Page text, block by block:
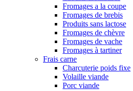
Fromages a la coupe
Fromages de brebis
Produits sans lactose
Fromages de chèvre
Fromages de vache
Fromages à tartiner
Frais carne
Charcuterie poids fixe
Volaille viande
Porc viande